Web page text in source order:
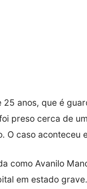
25 anos, que é
preso cerca de
O caso aconteceu
como Avanilo
em estado